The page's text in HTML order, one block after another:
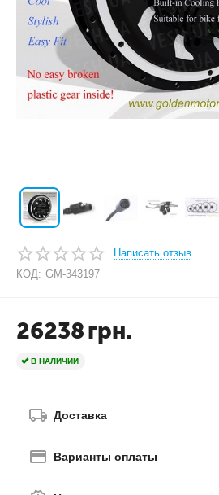
Написать отзыв
КОД: GM-343197
26238грн.
В НАЛИЧИИ
Доставка
Варианты оплаты